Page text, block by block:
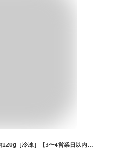
DAPAS もっちり黒豆チャバタ 約120g［冷凍］【3〜4営業日以内に出荷】